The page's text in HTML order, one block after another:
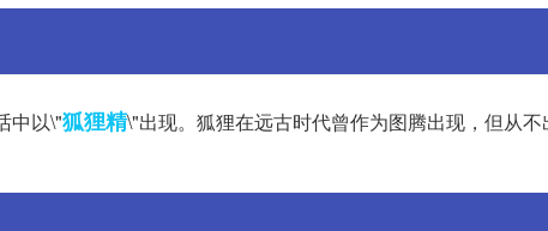
中以\"狐狸精\"出现。狐狸在远古时代曾作为图腾出现，但从